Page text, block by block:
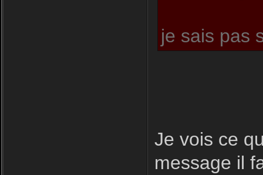
je sais pas
Je vois ce
message il